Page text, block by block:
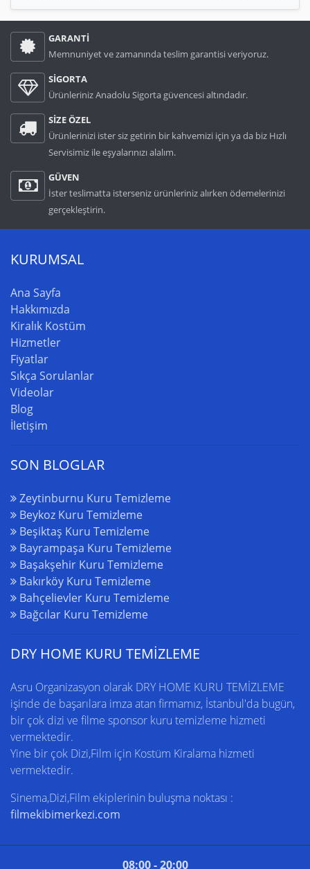
GARANTİ
Memnuniyet ve zamanında teslim garantisi veriyoruz.
SİGORTA
Ürünleriniz Anadolu Sigorta güvencesi altındadır.
SİZE ÖZEL
Ürünlerinizi ister siz getirin bir kahvemizi için ya da biz Hızlı
Servisimiz ile eşyalarınızı alalım.
GÜVEN
İster teslimatta isterseniz ürünleriniz alırken ödemelerinizi
gerçekleştirin.
KURUMSAL
Ana Sayfa
Hakkımızda
Kiralık Kostüm
Hizmetler
Fiyatlar
Sıkça Sorulanlar
Videolar
Blog
İletişim
SON BLOGLAR
Zeytinburnu Kuru Temizleme
Beykoz Kuru Temizleme
Beşiktaş Kuru Temizleme
Bayrampaşa Kuru Temizleme
Başakşehir Kuru Temizleme
Bakırköy Kuru Temizleme
Bahçelievler Kuru Temizleme
Bağcılar Kuru Temizleme
DRY HOME KURU TEMİZLEME
Asru Organizasyon olarak DRY HOME KURU TEMİZLEME
işinde de başarılara imza atan firmamız, İstanbul'da bugün,
bir çok dizi ve filme sponsor kuru temizleme hizmeti
vermektedir.
Yine bir çok Dizi,Film için Kostüm Kiralama hizmeti
vermektedir.
Sinema,Dizi,Film ekiplerinin buluşma noktası :
filmekibimerkezi.com
08:00 - 20:00